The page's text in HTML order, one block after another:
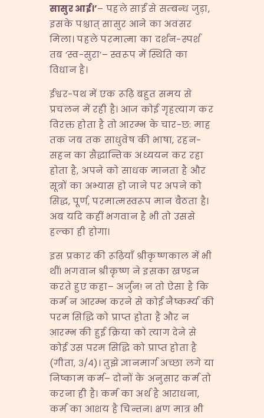
सासुर आई।’– पहले साईं से सम्बन्ध जुड़ा,
इसके पश्चात् सासुर आने का अवसर
मिला। पहले परमात्मा का दर्शन-स्पर्श
तब ‘स्व-सुरा’– स्वरूप में स्थिति का
विधान है।
ईश्वर-पथ में एक रूढ़ि बहुत समय से
प्रचलन में रही है। आज कोई गृहत्याग कर
विरक्त होता है तो आरम्भ के चार-छ: माह
तक जब तक साधुवेष की भाषा, रहन-
सहन का सैद्धान्तिक अध्ययन कर रहा
होता है, अपने को साधक मानता है और
सूत्रों का अभ्यास हो जाने पर अपने को
सिद्ध, पूर्ण, परमात्मस्वरूप मान बैठता है।
अब यदि कहीं भगवान है भी तो उससे
हल्का ही होगा।
इस प्रकार की रूढ़ियाँ श्रीकृष्णकाल में भी
थीं। भगवान श्रीकृष्ण ने इसका खण्डन
करते हुए कहा– अर्जुन! न तो ऐसा है कि
कर्म न आरम्भ करने से कोई नैष्कर्म्य की
परम सिद्धि को प्राप्त होता है और न
आरम्भ की हुई क्रिया को त्याग देने से
कोई उस परम सिद्धि को प्राप्त होता है
(गीता, ३/४)। तुझे ज्ञानमार्ग अच्छा लगे या
निष्काम कर्म– दोनों के अनुसार कर्म तो
करना ही है। कर्म का अर्थ है आराधना,
कर्म का आशय है चिन्तन। क्षण मात्र भी